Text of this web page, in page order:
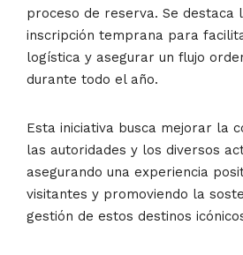
proceso de reserva. Se destaca
inscripción temprana para
logística y asegurar un flujo
durante todo el año.
Esta iniciativa busca mejorar la
las autoridades y los diversos
asegurando una experiencia
visitantes y promoviendo la
gestión de estos destinos